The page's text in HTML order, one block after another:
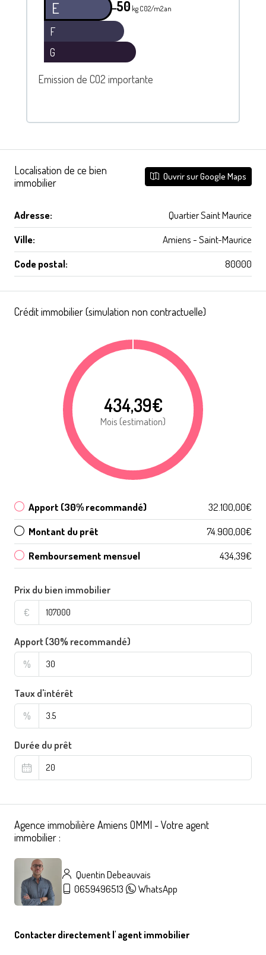
E ━50 kg C02/m2.an
F
G
Emission de CO2 importante
Localisation de ce bien
immobilier
Ouvrir sur Google Maps
Adresse:
Quartier Saint Maurice
Ville:
Amiens - Saint-Maurice
Code postal:
80000
Crédit immobilier (simulation non contractuelle)
434,39€
Mois (estimation)
Apport (30% recommandé)
32.100,00€
Montant du prêt
74.900,00€
Remboursement mensuel
434,39€
Prix du bien immobilier
€
Apport (30% recommandé)
%
Taux d'intérêt
%
Durée du prêt
Agence immobilière Amiens OMMI - Votre agent
immobilier :
Quentin Debeauvais
0659496513
WhatsApp
Contacter directement l' agent immobilier